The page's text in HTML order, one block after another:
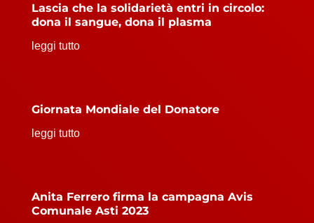
Lascia che la solidarietà entri in circolo:
dona il sangue, dona il plasma
leggi tutto
Giornata Mondiale del Donatore
leggi tutto
Anita Ferrero firma la campagna Avis
Comunale Asti 2023